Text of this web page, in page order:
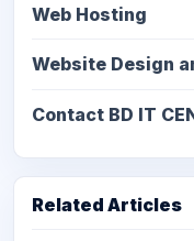
Web Hosting
Website Design
Contact BD IT
Related Articles